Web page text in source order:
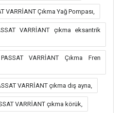
VARRİANT Çıkma Yağ Pompası,
VARRİANT çıkma eksantrik
VARRİANT Çıkma Fren
VARRİANT çıkma dış ayna,
VARRİANT çıkma körük,